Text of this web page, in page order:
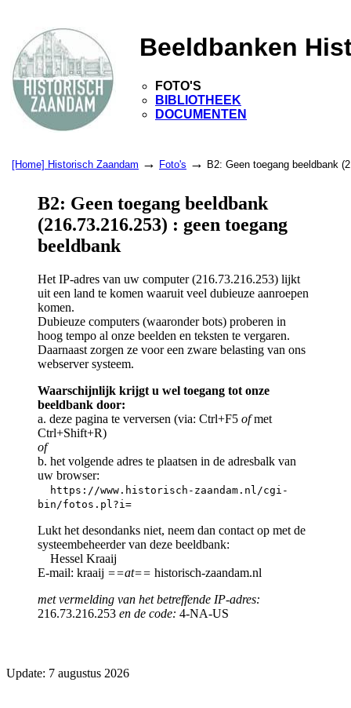
Beeldbanken
FOTO'S
BIBLIOTHEEK
DOCUMENTEN
[Home] Historisch Zaandam → Foto's → B2: Geen toegang beeldbank
B2: Geen toegang beeldbank
(216.73.216.253) : geen toegang
beeldbank
Het IP-adres van uw computer (216.73.216.253) lijkt
uit een land te komen waaruit veel dubieuze aanroepen
komen.
Dubieuze computers (waaronder bots) proberen in
hoog tempo al onze beelden en teksten te vergaren.
Daarnaast zorgen ze voor een zware belasting van ons
webserver systeem.
Waarschijnlijk krijgt u wel toegang tot onze
beeldbank door:
a. deze pagina te verversen (via: Ctrl+F5 ofmet
Ctrl+Shift+R)
of
b. het volgende adres te plaatsen in de adresbalk van
uw browser:
https://www.historisch-zaandam.nl/cgi-
bin/fotos.pl?i=
Lukt het desondanks niet, neem dan contact op met de
systeembeheerder van deze beeldbank:
Hessel Kraaij
E-mail: kraaij ==at== historisch-zaandam.nl
met vermelding van het betreffende IP-adres:
216.73.216.253 en de code: 4-NA-US
Update: 7 augustus 2026